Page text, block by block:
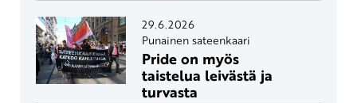
29.6.2026
Punainen sateenkaari
Pride on myös
taistelua leivästä ja
turvasta